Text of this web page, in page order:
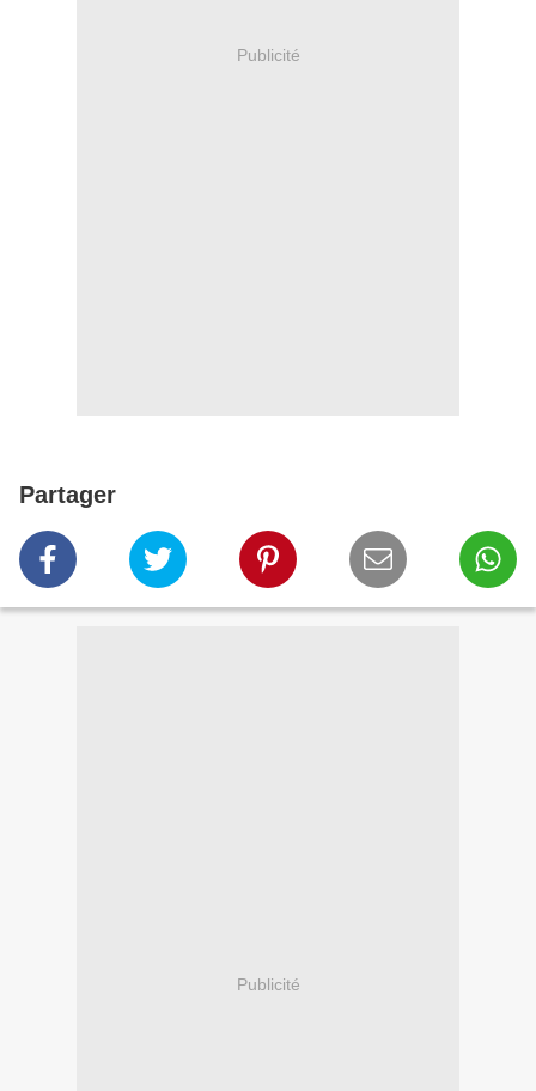
Publicité
Partager
Publicité